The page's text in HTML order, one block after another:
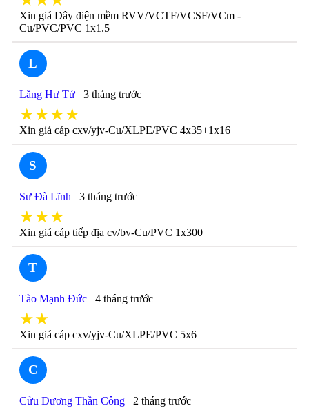
Xin giá Dây điện mềm RVV/VCTF/VCSF/VCm -
Cu/PVC/PVC 1x1.5
L
Lăng Hư Tử 3 tháng trước
★★★★
Xin giá cáp cxv/yjv-Cu/XLPE/PVC 4x35+1x16
S
Sư Đà Lĩnh 3 tháng trước
★★★
Xin giá cáp tiếp địa cv/bv-Cu/PVC 1x300
T
Tào Mạnh Đức 4 tháng trước
★★
Xin giá cáp cxv/yjv-Cu/XLPE/PVC 5x6
C
Cửu Dương Thần Công 2 tháng trước